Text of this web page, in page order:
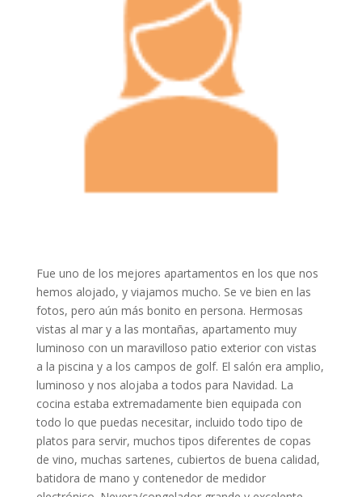
Fue uno de los mejores apartamentos en los que nos
hemos alojado, y viajamos mucho. Se ve bien en las
fotos, pero aún más bonito en persona. Hermosas
vistas al mar y a las montañas, apartamento muy
luminoso con un maravilloso patio exterior con vistas
a la piscina y a los campos de golf. El salón era amplio,
luminoso y nos alojaba a todos para Navidad. La
cocina estaba extremadamente bien equipada con
todo lo que puedas necesitar, incluido todo tipo de
platos para servir, muchos tipos diferentes de copas
de vino, muchas sartenes, cubiertos de buena calidad,
batidora de mano y contenedor de medidor